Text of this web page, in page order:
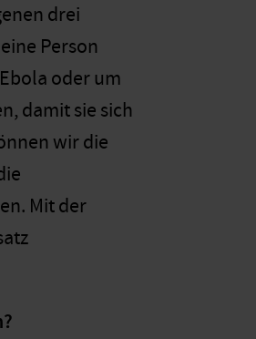
drei
Person
oder um
damit sie sich
wir die
Mit der